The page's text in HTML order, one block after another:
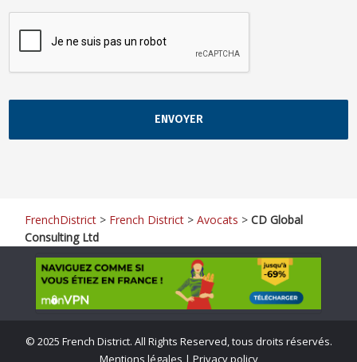
FrenchDistrict > French District >Avocats >CD Global
Consulting Ltd
© 2025 French District. All Rights Reserved, tous droits réservés.
Mentions légales | Privacy policy